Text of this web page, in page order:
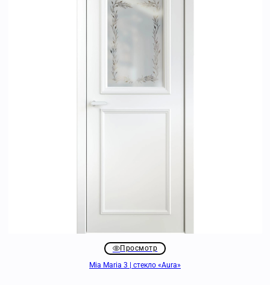
Просмотр
Mia Maria 3 | стекло «Aura»